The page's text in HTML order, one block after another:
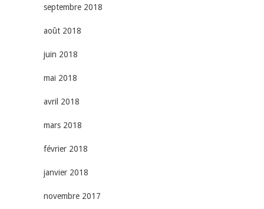
septembre 2018
août 2018
juin 2018
mai 2018
avril 2018
mars 2018
février 2018
janvier 2018
novembre 2017